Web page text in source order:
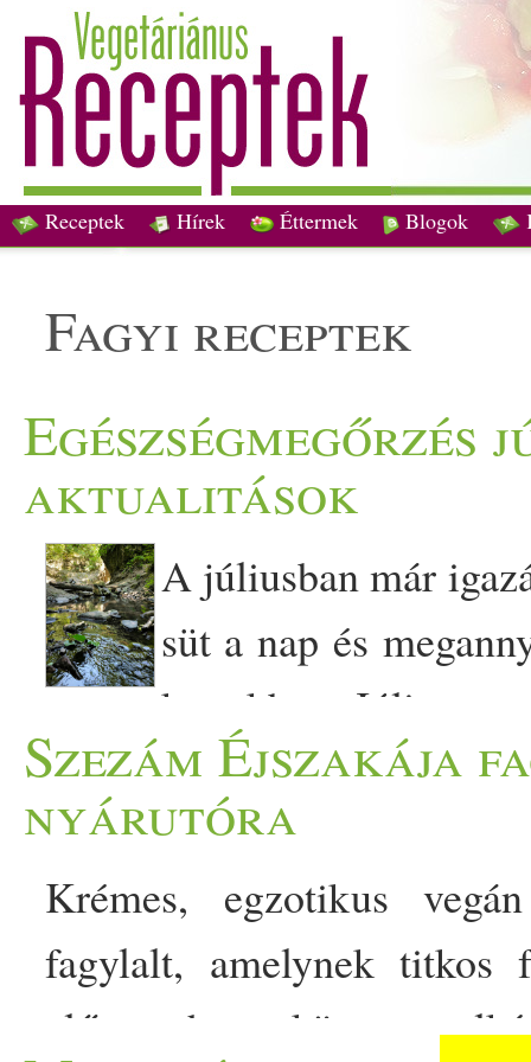
Receptek Hírek Éttermek Blogok
fagyi receptek
Egészségmegőrzés
aktualitások
A júliusban már
süt a nap és
kertekben. Július
beindulnak a nyári
ráhangolódni a
sokan hétvégén a
utaznak, a legtöbben már
nagyon közel van a
Szezám Éjszakája
nyárutóra
Krémes, egzotikus
fagylalt, amelynek titkos
előnye, hogy könnyen